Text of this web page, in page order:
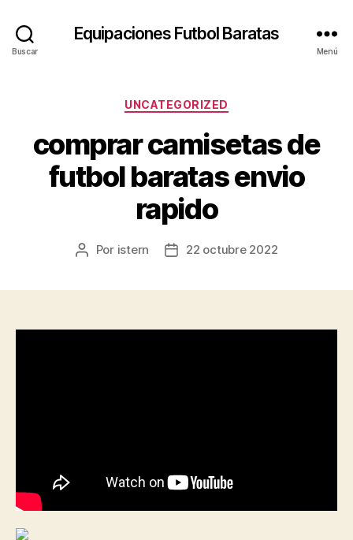
Buscar
Equipaciones Futbol Baratas
Menú
Categorías
UNCATEGORIZED
comprar camisetas de
futbol baratas envio
rapido
Autor
Por istern
Fecha22 octubre 2022